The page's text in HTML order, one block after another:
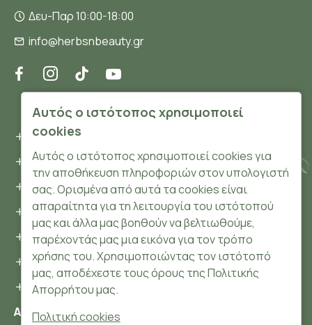
Δευ-Παρ 10:00-18:00
info@herbsnbeauty.gr
ΠΛΗΡΟΦΟΡΊΕΣ
Όροι και συνθήκες
Προσωπικά δεδομένα
Ασφάλεια
Τρόποι Πληρωμής
Τρόποι Αποστολής
Επιστροφές Προϊόντων
Cookies
Αριθμός ΓΕΜΗ: 148204106000
Αυτός ο ιστότοπος χρησιμοποιεί
cookies
Αυτός ο ιστότοπος χρησιμοποιεί cookies για
την αποθήκευση πληροφοριών στον υπολογιστή
σας. Ορισμένα από αυτά τα cookies είναι
απαραίτητα για τη λειτουργία του ιστότοπού
μας και άλλα μας βοηθούν να βελτιωθούμε,
παρέχοντάς μας μια εικόνα για τον τρόπο
χρήσης του. Χρησιμοποιώντας τον ιστότοπό
μας, αποδέχεστε τους όρους της Πολιτικής
Απορρήτου μας.
Πολιτική cookies